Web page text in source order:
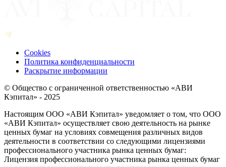
Cookies
Политика конфиденциальности
Раскрытие информации
© Общество с ограниченной ответственностью «АВИ
Кэпитал» - 2025
Настоящим ООО «АВИ Кэпитал» уведомляет о том, что ООО
«АВИ Кэпитал» осуществляет свою деятельность на рынке
ценных бумаг на условиях совмещения различных видов
деятельности в соответствии со следующими лицензиями
профессионального участника рынка ценных бумаг:
Лицензия профессионального участника рынка ценных бумаг